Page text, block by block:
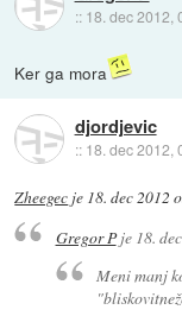
:: 18. dec 2012,
Ker ga mora
djordjevic
:: 18. dec 2012,
Zheegec je 18. dec 2012
Gregor Pje 18.
Meni manj